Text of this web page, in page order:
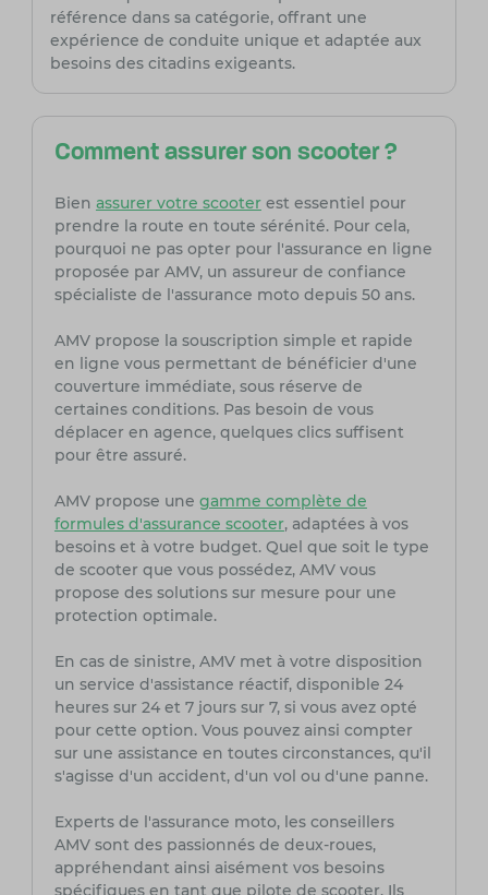
référence dans sa catégorie, offrant une
expérience de conduite unique et adaptée aux
besoins des citadins exigeants.
Comment assurer son scooter ?
Bien assurer votre scooterest essentiel pour
prendre la route en toute sérénité. Pour cela,
pourquoi ne pas opter pour l'assurance en ligne
proposée par AMV, un assureur de confiance
spécialiste de l'assurance moto depuis 50 ans.
AMV propose la souscription simple et rapide
en ligne vous permettant de bénéficier d'une
couverture immédiate, sous réserve de
certaines conditions. Pas besoin de vous
déplacer en agence, quelques clics suffisent
pour être assuré.
AMV propose une gamme complète de
formules d'assurance scooter, adaptées à vos
besoins et à votre budget. Quel que soit le type
de scooter que vous possédez, AMV vous
propose des solutions sur mesure pour une
protection optimale.
En cas de sinistre, AMV met à votre disposition
un service d'assistance réactif, disponible 24
heures sur 24 et 7 jours sur 7, si vous avez opté
pour cette option. Vous pouvez ainsi compter
sur une assistance en toutes circonstances, qu'il
s'agisse d'un accident, d'un vol ou d'une panne.
Experts de l'assurance moto, les conseillers
AMV sont des passionnés de deux-roues,
appréhendant ainsi aisément vos besoins
spécifiques en tant que pilote de scooter. Ils